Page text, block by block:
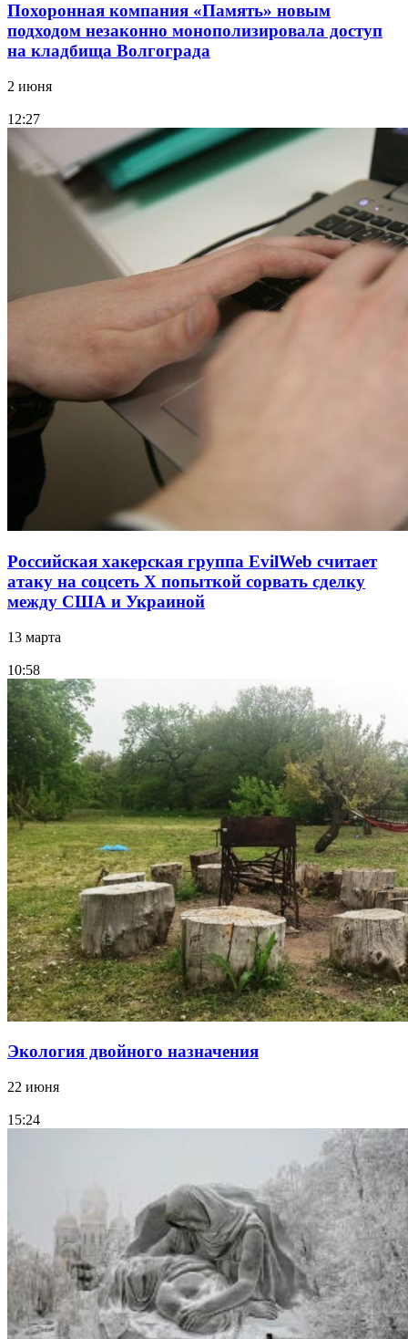
Похоронная компания «Память» новым
подходом незаконно монополизировала доступ
на кладбища Волгограда
2 июня
12:27
Российская хакерская группа EvilWeb считает
атаку на соцсеть Х попыткой сорвать сделку
между США и Украиной
13 марта
10:58
Экология двойного назначения
22 июня
15:24